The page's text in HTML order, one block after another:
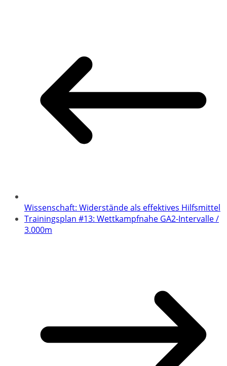
Wissenschaft: Widerstände als effektives Hilfsmittel
Trainingsplan #13: Wettkampfnahe GA2-Intervalle /
3.000m